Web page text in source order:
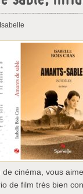
de cinéma, vous
de film très bien